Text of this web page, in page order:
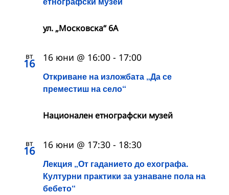
ул. „Московска“ 6А
вт
16
Откриване на изложбата „Да се
преместиш на село“
16 юни @ 16:00 - 17:00
Национален етнографски музей
вт
16
Лекция „От гаданието до ехографа.
Културни практики за узнаване пола на
бебето“
16 юни @ 17:30 - 18:30